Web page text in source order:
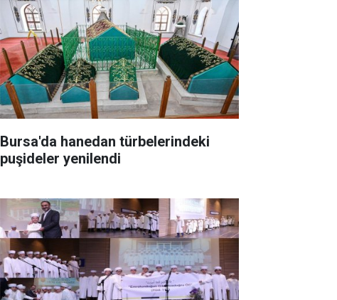
Bursa'da hanedan türbelerindeki
puşideler yenilendi